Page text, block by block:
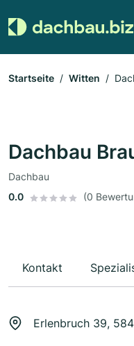
Startseite Witten
Dachbau
Dachbau
0.0
(0
Kontakt
Erlenbruch 39,